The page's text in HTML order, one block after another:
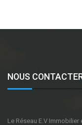
NOUS
Le Réseau E.V